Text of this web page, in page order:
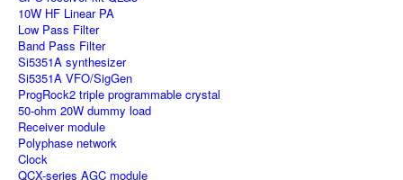
10W HF Linear PA
Low Pass Filter
Band Pass Filter
Si5351A synthesizer
Si5351A VFO/SigGen
ProgRock2 triple programmable crystal
50-ohm 20W dummy load
Receiver module
Polyphase network
Clock
QCX-series AGC module